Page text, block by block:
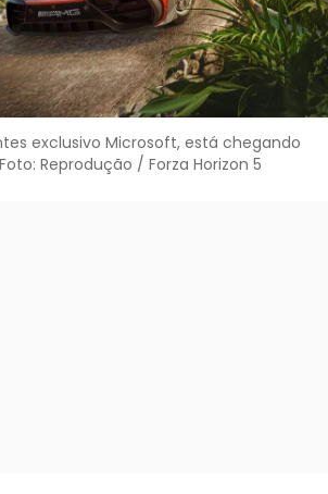
exclusivo Microsoft, está chegando
Reprodução / Forza Horizon 5